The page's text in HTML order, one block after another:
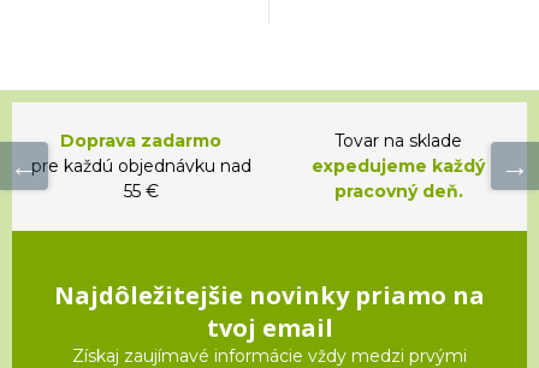
Doprava zadarmo
pre každú objednávku nad
55 €
Tovar na sklade
expedujeme každý
pracovný deň.
Najdôležitejšie novinky priamo na
tvoj email
Získaj zaujímavé informácie vždy medzi prvými